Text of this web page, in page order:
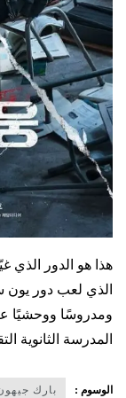
هذا هو الدور
الذي لعب دور يون
ومدروسًا ووحشيًا
المدرسة الثانوية
الوسوم : بارك